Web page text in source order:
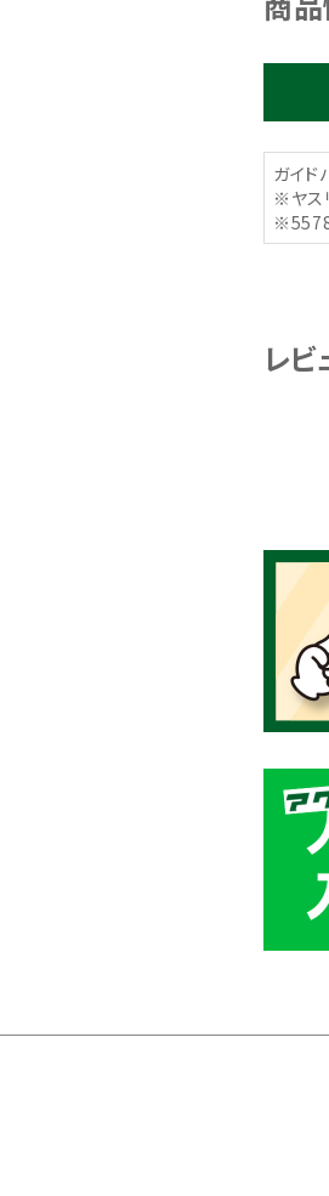
ガイド
※ヤス
レビ